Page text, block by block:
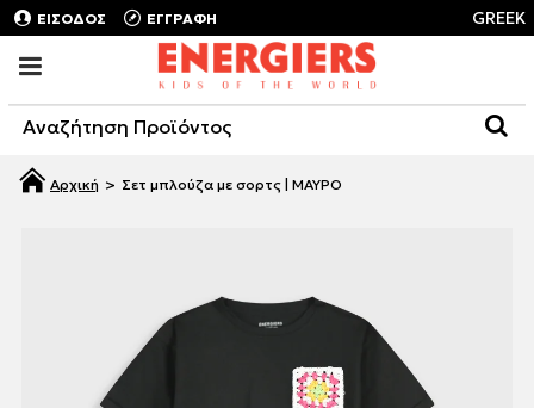
ΕΙΣΟΔΟΣ ΕΓΓΡΑΦΗ GREEK
Σετ μπλούζα με σορτς | ΜΑΥΡΟ